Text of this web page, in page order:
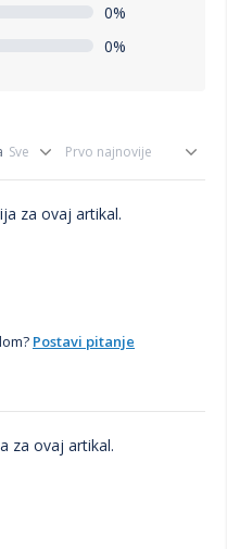
0%
0%
za ovaj artikal.
Postavi pitanje
za ovaj artikal.